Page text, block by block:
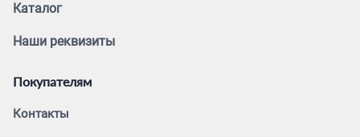
Каталог
Наши реквизиты
Покупателям
Контакты